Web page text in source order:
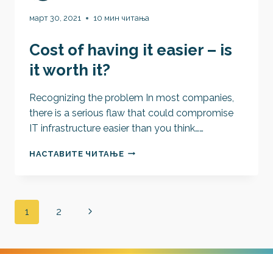
март 30, 2021 10 мин читања
Cost of having it easier – is
it worth it?
Recognizing the problem In most companies,
there is a serious flaw that could compromise
IT infrastructure easier than you think……
НАСТАВИТЕ ЧИТАЊЕCOST
WORTH
Page
1 2
Next